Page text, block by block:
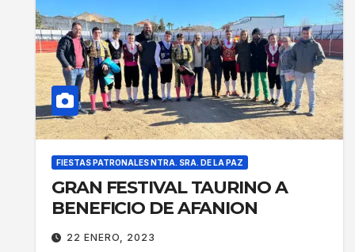
FIESTAS PATRONALES NTRA. SRA. DE LA PAZ
GRAN FESTIVAL TAURINO A
BENEFICIO DE AFANION
22 ENERO, 2023